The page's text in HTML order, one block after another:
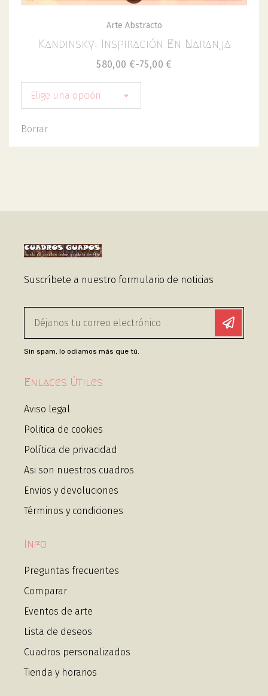
Arte Abstracto
Kandinsky: Inspiración En Naranja
75,00 €
-
580,00 €
Elige una opción
Borrar
Suscríbete a nuestro formulario de noticias
Sin spam, lo odiamos más que tú.
Enlaces Útiles
Aviso legal
Politica de cookies
Política de privacidad
Asi son nuestros cuadros
Envios y devoluciones
Términos y condiciones
Info
Preguntas frecuentes
Comparar
Eventos de arte
Lista de deseos
Cuadros personalizados
Tienda y horarios